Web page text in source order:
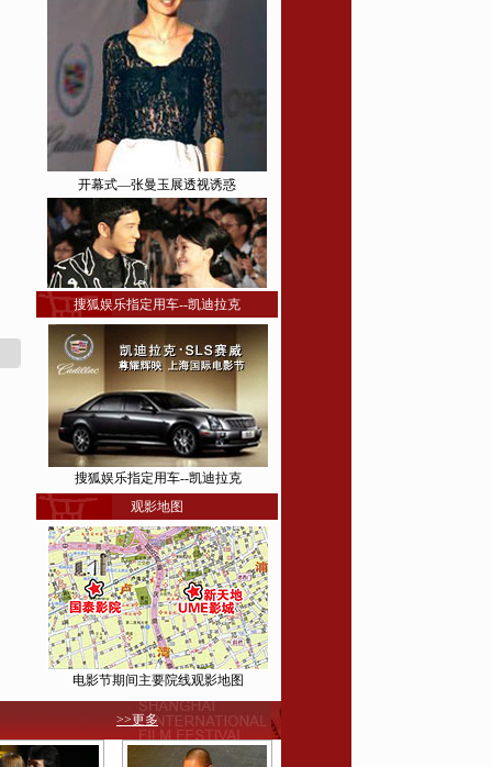
开幕式—张曼玉展透视诱惑
开幕式—黄晓明周迅携手走红地毯
开幕式—绯闻男女舒淇张震携手红毯
搜狐娱乐指定用车--凯迪拉克
搜狐娱乐指定用车--凯迪拉克
观影地图
电影节期间主要院线观影地图
>>更多